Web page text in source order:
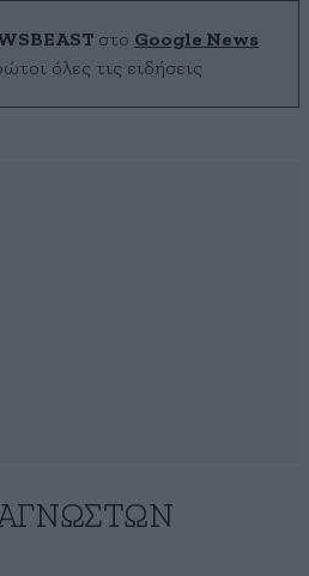
στο Google News
όλες τις ειδήσεις